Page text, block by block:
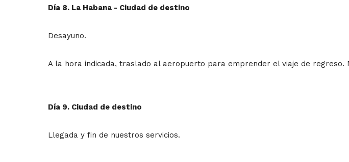
Día 8. La Habana - Ciudad de destino
Desayuno.
A la hora indicada, traslado al aeropuerto para emprender el viaje de regreso.
Día 9. Ciudad de destino
Llegada y fin de nuestros servicios.